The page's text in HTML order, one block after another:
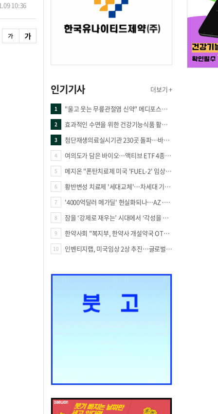
10:36
인기기사 더보기 +
1 "울고 웃는 무릎관절염 신약" 메디포스트·강스템·네이처셀 전진, 코오롱티슈진 반전 과제
2 효과적인 수면을 위한 건강기능식품 활용법
3 첨단재생의료실시기관 230곳 돌파…바이오 새 시장 꿈틀
4 여의도가 담은 바이오…액티브 ETF 4종의 선택은
5 메지온 "폰탄치료제 미국 'FUEL-2' 임상 프로토콜 영국 승인"
6 황반변성 치료제 '세대교체'…차세대 기전 경쟁 본격화
7 '4000억달러 메가딜' 현실화되나…AZ·BMS 합병설에 글로벌 제약업계 촉각
8 잠을 ‘강제로 재우는’ 시대에서 ‘각성을 낮추는’ 시대로
9 한약사회 "복지부, 한약사 개설약국 OTC 공급 방해 더는 방관 말아야"
10 인벤티지랩, 미국임상 2상 추진…글로벌 팁스 통해 정부 지원 60억원 확보